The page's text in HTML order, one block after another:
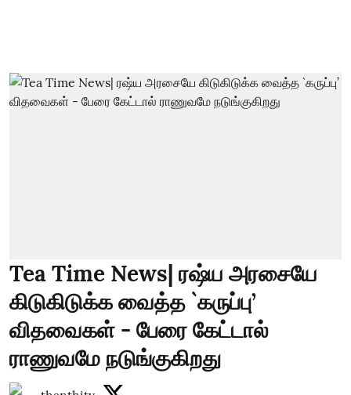
Tea Time News| ரஷ்ய அரசையே
கிடுகிடுக்க வைத்த `கருப்பு’
விதவைகள் - பேரை கேட்டால்
ராணுவமே நடுங்குகிறது